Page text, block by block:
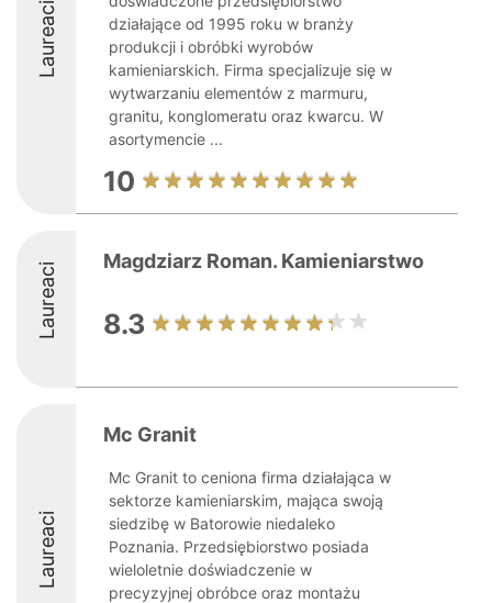
Laureaci
działające od 1995 roku w branży
produkcji i obróbki wyrobów
kamieniarskich. Firma specjalizuje się w
wytwarzaniu elementów z marmuru,
granitu, konglomeratu oraz kwarcu. W
asortymencie ...
10
Laureaci Magdziarz Roman. Kamieniarstwo
8.3
Laureaci
Mc Granit
Mc Granit to ceniona firma działająca w
sektorze kamieniarskim, mająca swoją
siedzibę w Batorowie niedaleko
Poznania. Przedsiębiorstwo posiada
wieloletnie doświadczenie w
precyzyjnej obróbce oraz montażu